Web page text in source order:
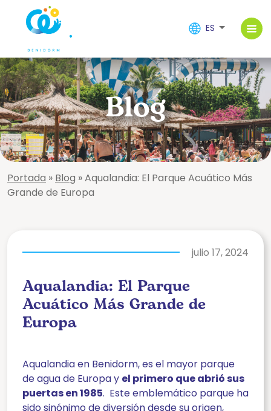
ES
Blog
Portada » Blog »Aqualandia: El Parque Acuático Más
Grande de Europa
julio 17, 2024
Aqualandia: El Parque
Acuático Más Grande de
Europa
Aqualandia en Benidorm, es el mayor parque
de agua de Europa y el primero que abrió sus
puertas en 1985. Este emblemático parque ha
sido sinónimo de diversión desde su origen,